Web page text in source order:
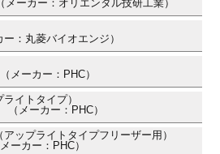
ーカー：オリエンタル技研工業）
：丸菱バイオエンジ）
メーカー：PHC）
イトタイプ）
メーカー：PHC）
ップライトタイプフリーザー用）
ーカー：PHC）